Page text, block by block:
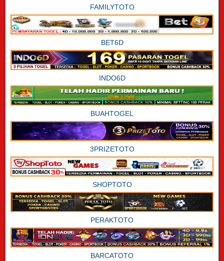
FAMILYTOTO
BET6D
INDO6D
BUAHTOGEL
3PRIZETOTO
SHOPTOTO
PERAKTOTO
BARCATOTO